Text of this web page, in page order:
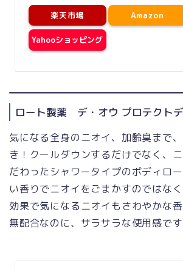
楽天市場 Amazon
Yahooショッピング
ロート製薬 デ・オウ プロテクト
気になる全身のニオイ、加齢臭まで
き！クールダウンするだけでなく、
だわったシャワータイプのボディロ
い香りでニオイをごまかすのではな
効果で気になるニオイもさわやかな
無配合なのに、サラサラな使用感です